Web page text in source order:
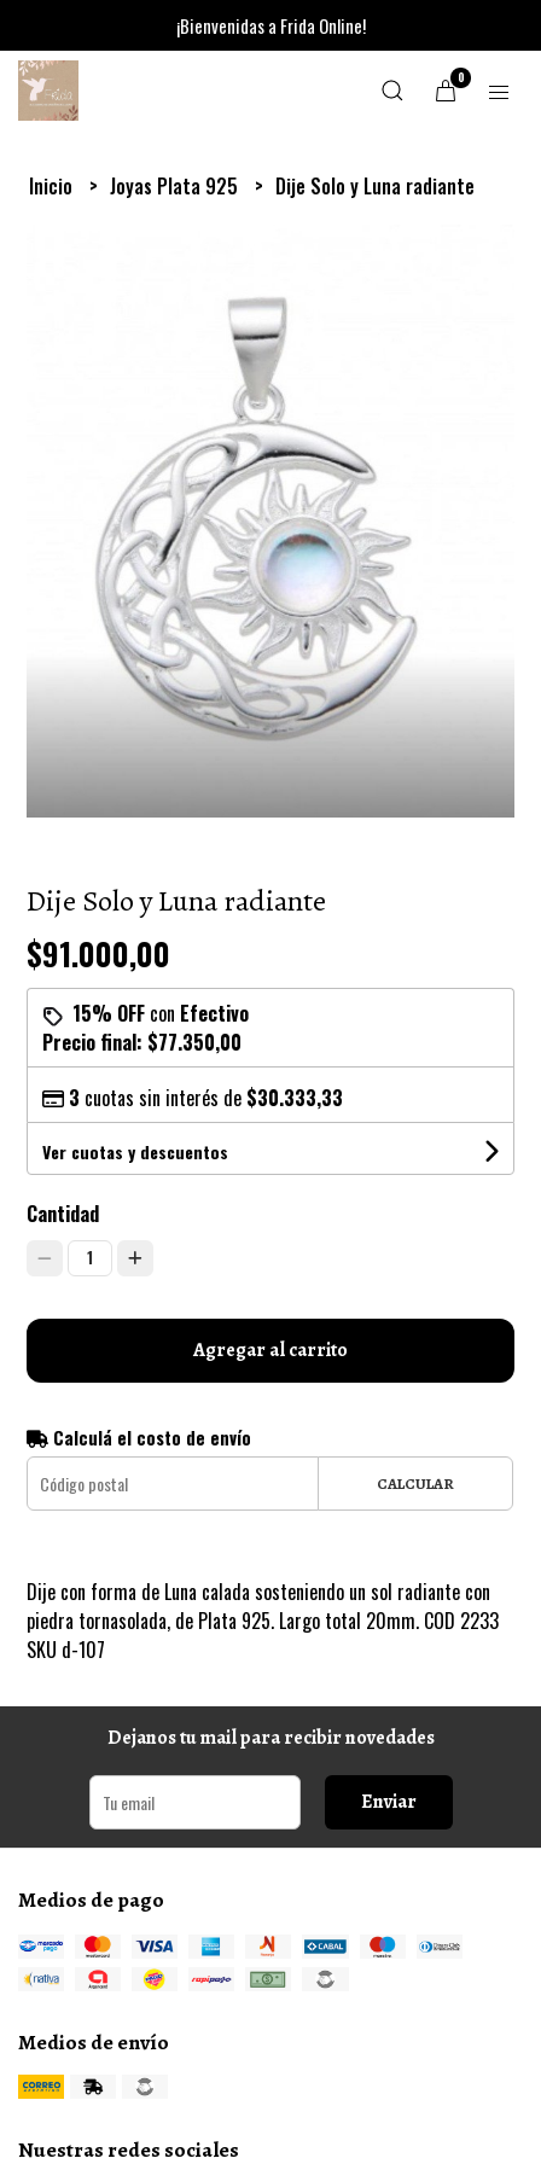
¡Bienvenidas a Frida Online!
0
Inicio Joyas Plata 925 Dije Solo y Luna radiante
Dije Solo y Luna radiante
$91.000,00
15% OFF con Efectivo
Precio final: $77.350,00
3 cuotas sin interés de $30.333,33
Ver cuotas y descuentos
Cantidad
1
Agregar al carrito
Calculá el costo de envío
CALCULAR
Dije con forma de Luna calada sosteniendo un sol radiante con
piedra tornasolada, de Plata 925. Largo total 20mm. COD 2233
SKU d-107
Dejanos tu mail para recibir novedades
Enviar
Medios de pago
Medios de envío
Nuestras redes sociales